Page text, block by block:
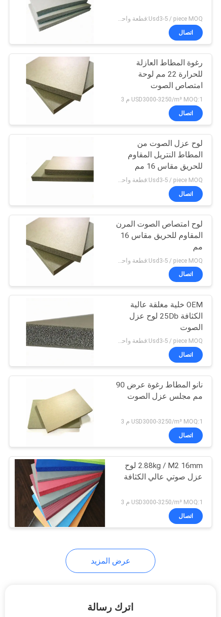
PRIVACY
POLICY
مجلس عزل الصوت
21
أنبوب عزل المطاط
النتريل
25
وسادة الحديد الرغوية
23
قبضة من المطاط
الإسفنجي
22
حصيرة أرضية المشاية
13
أهداف الرماية بالطين
Usd3-5 / piece MOQ:قطعة واحدة
اتصال
رغوة المطاط العازلة
للحرارة 22 مم لوحة
امتصاص الصوت
USD3000-3250/m³ MOQ:1 م 3
اتصال
لوح عزل الصوت من
المطاط النتريل المقاوم
للحريق مقاس 16 مم
اتصال
لوح امتصاص الصوت المرن
المقاوم للحريق مقاس 16
مم
اتصال
OEM خلية مغلقة عالية
الكثافة 25Db لوح عزل
الصوت
Usd3-5 / piece MOQ:قطعة واحدة
اتصال
نانو المطاط رغوة عرض 90
مم مجلس عزل الصوت
USD3000-3250/m³ MOQ:1 م 3
اتصال
2.88kg / M2 16mm لوح
عزل صوتي عالي الكثافة
USD3000-3250/m³ MOQ:1 م 3
اتصال
عرض المزيد
اترك رسالة